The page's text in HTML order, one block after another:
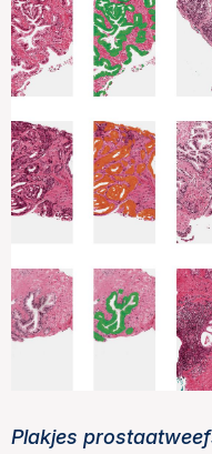
Plakjes